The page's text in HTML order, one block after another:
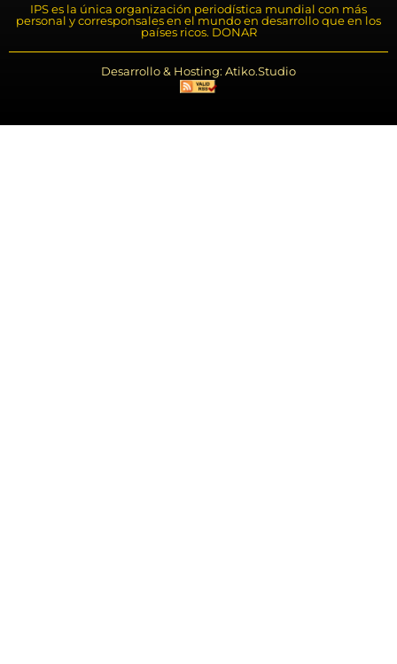
IPS es la única organización periodística mundial con más
personal y corresponsales en el mundo en desarrollo que en los
países ricos. DONAR
Desarrollo & Hosting: Atiko.Studio